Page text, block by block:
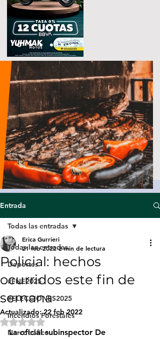
Entrada
Todas las entradas
Deportes
#FNE2025
#ELECCIONES2025
Incendios Forestales
Narcotráfico
Todas las entradas
Policial: hechos
ocurridos este fin de
semana
Erica Gurrieri
21 feb 2022 2 min de lectura
Actualizado:22 feb 2022
Obtuvo NaN de 5 estrellas.
La oficial subinspector De